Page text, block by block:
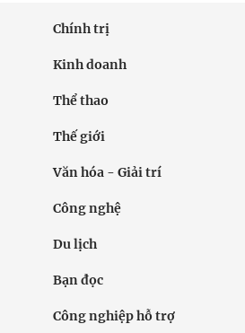
Chính trị
Kinh doanh
Thể thao
Thế giới
Văn hóa - Giải trí
Công nghệ
Du lịch
Bạn đọc
Công nghiệp hỗ trợ